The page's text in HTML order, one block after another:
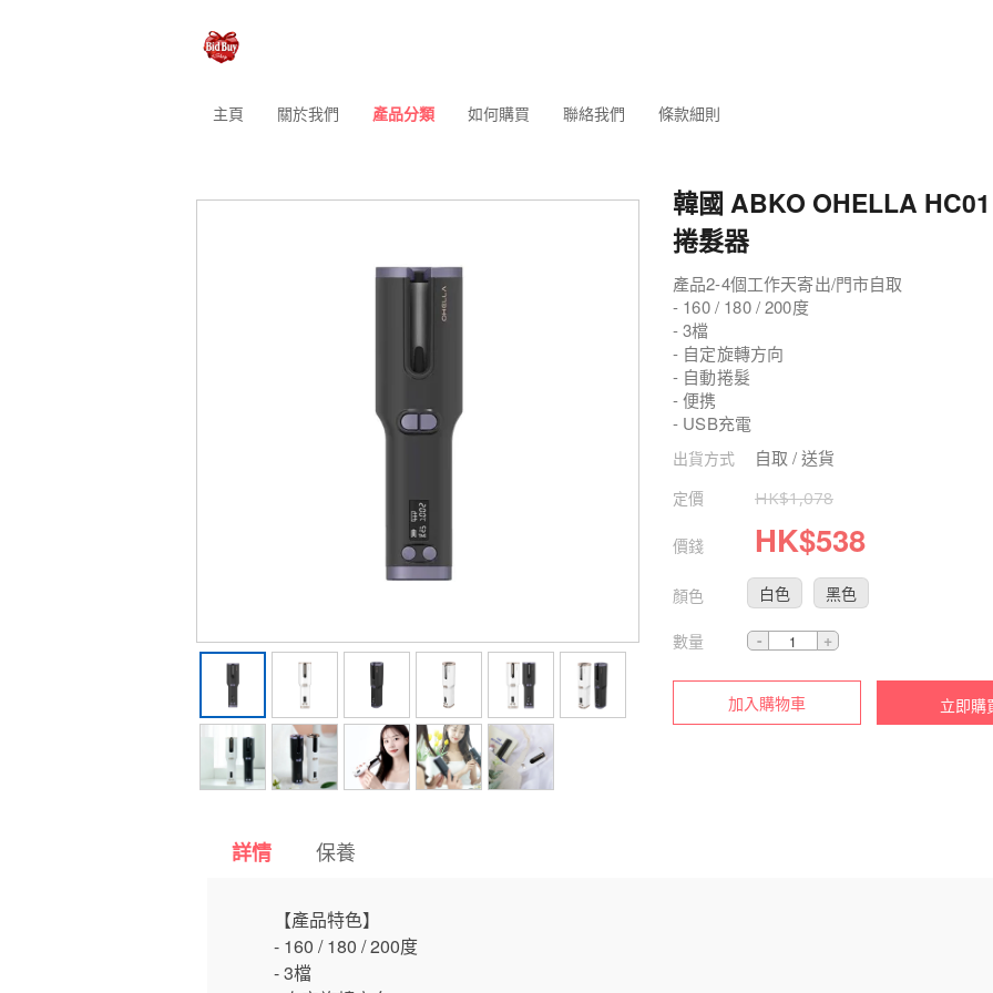
主頁 關於我們 產品分類 如何購買 聯絡我們 條款細則
韓國 ABKO OHELLA
捲髮器
產品2-4個工作天寄出/門市自取
- 160 / 180 / 200度
- 3檔
- 自定旋轉方向
- 自動捲髮
- 便携
- USB充電
出貨方式 自取 / 送貨
定價 HK$1,078
價錢 HK$538
顏色 白色 黑色
數量
加入購物車 立即購
詳情 保養
【產品特色】
- 160 / 180 / 200度
- 3檔